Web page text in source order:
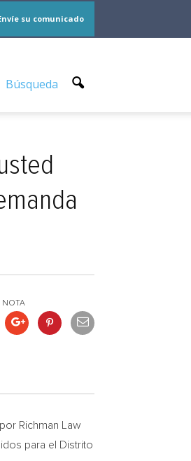
su comunicado
Búsqueda
NOTA
Richman Law
para el Distrito